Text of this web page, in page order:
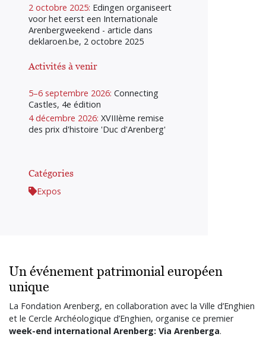
2 octobre 2025: Edingen organiseert
voor het eerst een Internationale
Arenbergweekend - article dans
deklaroen.be, 2 octobre 2025
Activités à venir
5–6 septembre 2026: Connecting
Castles, 4e édition
4 décembre 2026: XVIIIème remise
des prix d'histoire 'Duc d'Arenberg'
Catégories
Expos
Un événement patrimonial européen
unique
La Fondation Arenberg, en collaboration avec la Ville d’Enghien
et le Cercle Archéologique d’Enghien, organise ce premier
week-end international Arenberg: Via Arenberga.